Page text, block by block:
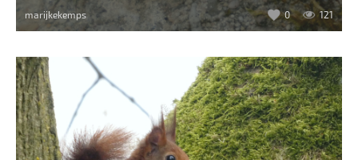
marijkekemps 0 121